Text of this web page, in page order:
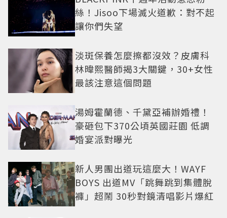
絲！Jisoo下場滅火道歉：對不起
讓你們失望
淡斑保養怎麼擦都沒效？皮膚科
林暐熙醫師揭3大關鍵，30+女性
最該注意這個問題
湯姆霍蘭德、千黛亞補辦婚禮！
豪砸包下370公頃英國莊園 低調
婚宴派對曝光
新人男團出道玩這麼大！WAYF
BOYS 出道MV「跳舞跳到集體脫
褲」超鬧 30秒對鏡清唱影片爆紅